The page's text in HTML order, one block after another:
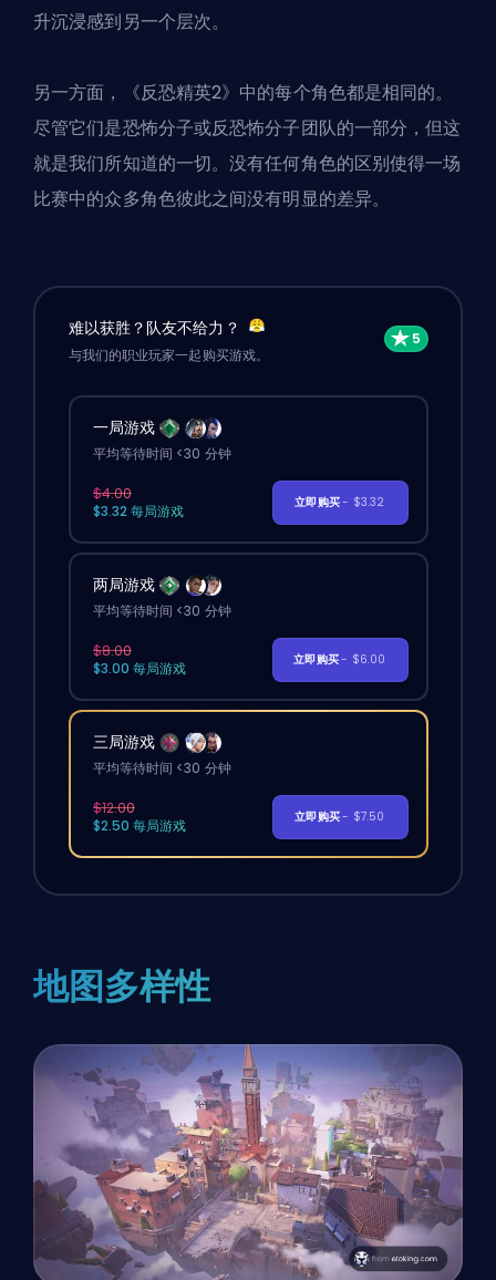
升沉浸感到另一个层次。
另一方面，《反恐精英2》中的每个角色都是相同的。
尽管它们是恐怖分子或反恐怖分子团队的一部分，但这
就是我们所知道的一切。没有任何角色的区别使得一场
比赛中的众多角色彼此之间没有明显的差异。
难以获胜？队友不给力？
与我们的职业玩家一起购买游戏。
一局游戏
平均等待时间 <30 分钟
$4.00
$3.32 每局游戏
立即购买- $3.32
两局游戏
平均等待时间 <30 分钟
$8.00
$3.00 每局游戏
立即购买- $6.00
三局游戏
平均等待时间 <30 分钟
$12.00
$2.50 每局游戏
立即购买- $7.50
地图多样性